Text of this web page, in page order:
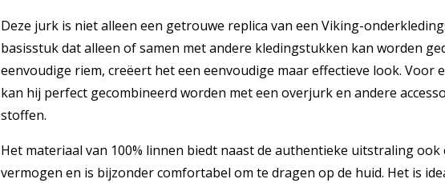
Deze jurk is niet alleen een getrouwe replica van een Viking-
basisstuk dat alleen of samen met andere kledingstukken kan worden
eenvoudige riem, creëert het een eenvoudige maar effectieve look. Voor
kan hij perfect gecombineerd worden met een overjurk en andere
stoffen.
Het materiaal van 100% linnen biedt naast de authentieke uitstraling ook
vermogen en is bijzonder comfortabel om te dragen op de huid. Het is